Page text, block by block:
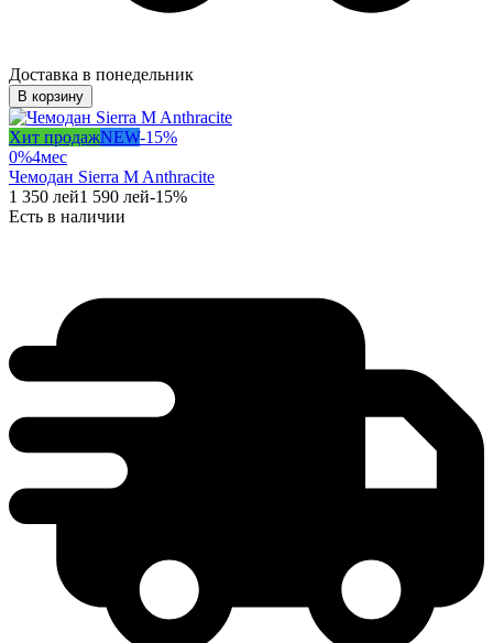
Доставка в понедельник
В корзину
Хит продажNEW-15%
0%4мес
Чемодан Sierra M Anthracite
1 350 лей1 590 лей-15%
Есть в наличии